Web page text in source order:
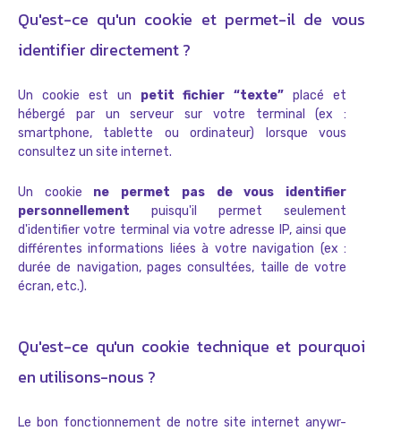
Qu'est-ce qu'un cookie et permet-il de vous
identifier directement ?
Un cookie est un petit fichier “texte” placé et
hébergé par un serveur sur votre terminal (ex :
smartphone, tablette ou ordinateur) lorsque vous
consultez un site internet.
Un cookie ne permet pas de vous identifier
personnellement puisqu'il permet seulement
d'identifier votre terminal via votre adresse IP, ainsi que
différentes informations liées à votre navigation (ex :
durée de navigation, pages consultées, taille de votre
écran, etc.).
Qu'est-ce qu'un cookie technique et pourquoi
en utilisons-nous ?
Le bon fonctionnement de notre site internet anywr-